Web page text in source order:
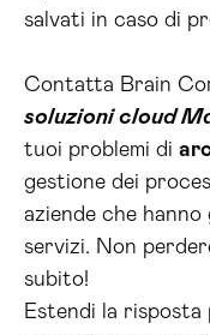
salvati in caso di
Contatta Brain
soluzioni cloud
tuoi problemi di
gestione dei
aziende che
servizi. Non
subito!
Estendi la